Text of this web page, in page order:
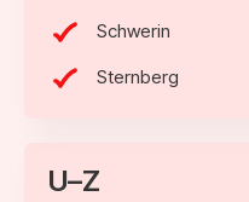
Schwerin
Sternberg
U–Z